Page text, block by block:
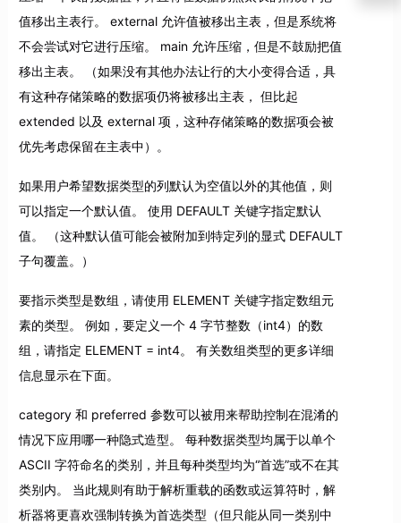
值移出主表行。 external 允许值被移出主表，但是系统将
不会尝试对它进行压缩。 main 允许压缩，但是不鼓励把值
移出主表。 （如果没有其他办法让行的大小变得合适，具
有这种存储策略的数据项仍将被移出主表， 但比起
extended 以及 external 项，这种存储策略的数据项会被
优先考虑保留在主表中）。
如果用户希望数据类型的列默认为空值以外的其他值，则
可以指定一个默认值。 使用 DEFAULT 关键字指定默认
值。 （这种默认值可能会被附加到特定列的显式 DEFAULT
子句覆盖。）
要指示类型是数组，请使用 ELEMENT 关键字指定数组元
素的类型。 例如，要定义一个 4 字节整数（int4）的数
组，请指定 ELEMENT = int4。 有关数组类型的更多详细
信息显示在下面。
category 和 preferred 参数可以被用来帮助控制在混淆的
情况下应用哪一种隐式造型。 每种数据类型均属于以单个
ASCII 字符命名的类别，并且每种类型均为“首选”或不在其
类别内。 当此规则有助于解析重载的函数或运算符时，解
析器将更喜欢强制转换为首选类型（但只能从同一类别中